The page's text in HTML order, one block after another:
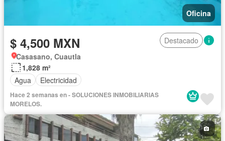
Oficina
$ 4,500 MXN
Destacado
Casasano, Cuautla
1,828 m²
Agua
Electricidad
Hace 2 semanas en - SOLUCIONES INMOBILIARIAS
MORELOS.